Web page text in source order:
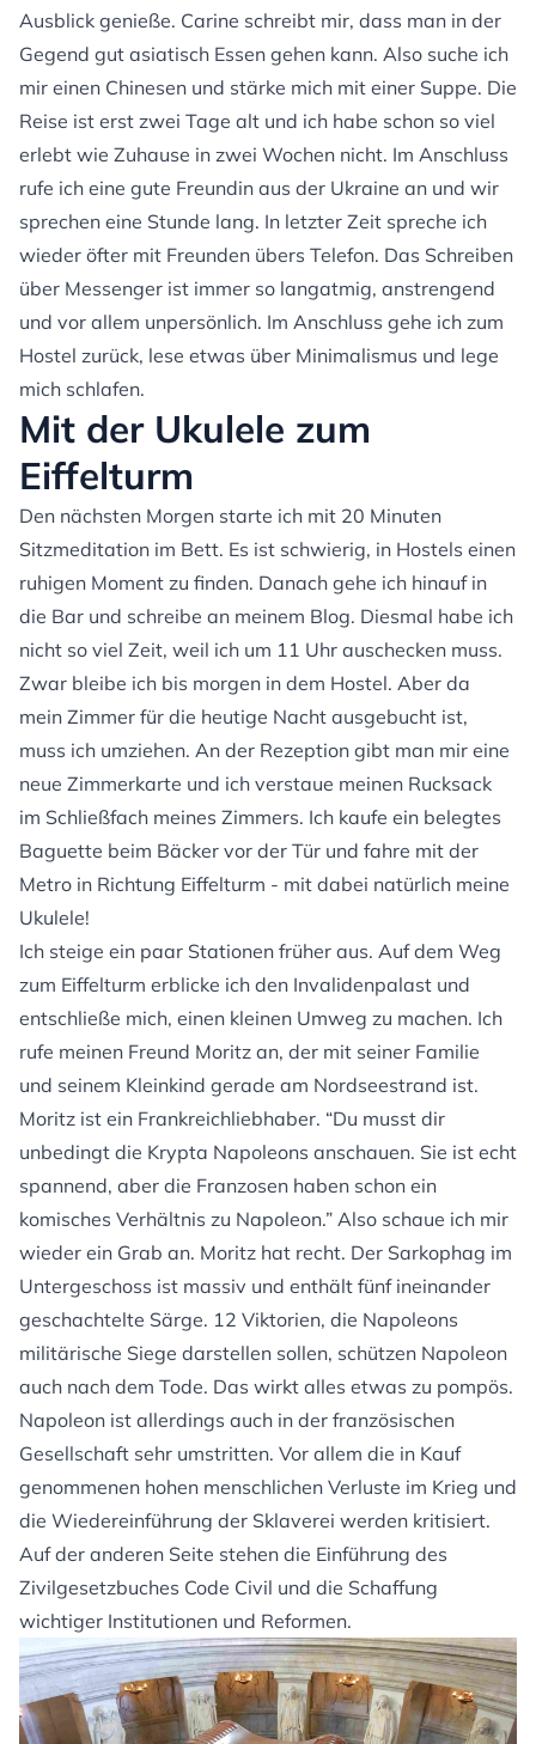
Ausblick genieße. Carine schreibt mir, dass man in der
Gegend gut asiatisch Essen gehen kann. Also suche ich
mir einen Chinesen und stärke mich mit einer Suppe. Die
Reise ist erst zwei Tage alt und ich habe schon so viel
erlebt wie Zuhause in zwei Wochen nicht. Im Anschluss
rufe ich eine gute Freundin aus der Ukraine an und wir
sprechen eine Stunde lang. In letzter Zeit spreche ich
wieder öfter mit Freunden übers Telefon. Das Schreiben
über Messenger ist immer so langatmig, anstrengend
und vor allem unpersönlich. Im Anschluss gehe ich zum
Hostel zurück, lese etwas über Minimalismus und lege
mich schlafen.
Mit der Ukulele zum
Eiffelturm
Den nächsten Morgen starte ich mit 20 Minuten
Sitzmeditation im Bett. Es ist schwierig, in Hostels einen
ruhigen Moment zu finden. Danach gehe ich hinauf in
die Bar und schreibe an meinem Blog. Diesmal habe ich
nicht so viel Zeit, weil ich um 11 Uhr auschecken muss.
Zwar bleibe ich bis morgen in dem Hostel. Aber da
mein Zimmer für die heutige Nacht ausgebucht ist,
muss ich umziehen. An der Rezeption gibt man mir eine
neue Zimmerkarte und ich verstaue meinen Rucksack
im Schließfach meines Zimmers. Ich kaufe ein belegtes
Baguette beim Bäcker vor der Tür und fahre mit der
Metro in Richtung Eiffelturm - mit dabei natürlich meine
Ukulele!
Ich steige ein paar Stationen früher aus. Auf dem Weg
zum Eiffelturm erblicke ich den Invalidenpalast und
entschließe mich, einen kleinen Umweg zu machen. Ich
rufe meinen Freund Moritz an, der mit seiner Familie
und seinem Kleinkind gerade am Nordseestrand ist.
Moritz ist ein Frankreichliebhaber. “Du musst dir
unbedingt die Krypta Napoleons anschauen. Sie ist echt
spannend, aber die Franzosen haben schon ein
komisches Verhältnis zu Napoleon.” Also schaue ich mir
wieder ein Grab an. Moritz hat recht. Der Sarkophag im
Untergeschoss ist massiv und enthält fünf ineinander
geschachtelte Särge. 12 Viktorien, die Napoleons
militärische Siege darstellen sollen, schützen Napoleon
auch nach dem Tode. Das wirkt alles etwas zu pompös.
Napoleon ist allerdings auch in der französischen
Gesellschaft sehr umstritten. Vor allem die in Kauf
genommenen hohen menschlichen Verluste im Krieg und
die Wiedereinführung der Sklaverei werden kritisiert.
Auf der anderen Seite stehen die Einführung des
Zivilgesetzbuches Code Civil und die Schaffung
wichtiger Institutionen und Reformen.